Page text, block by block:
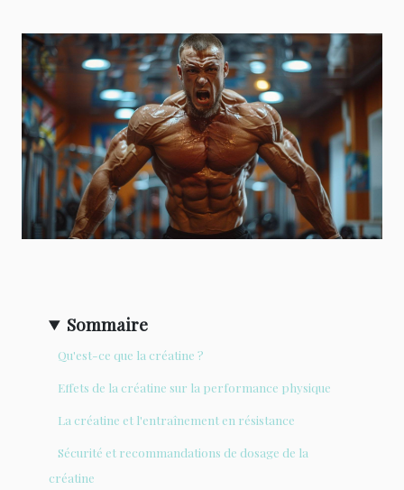
Sommaire
Qu'est-ce que la créatine ?
Effets de la créatine sur la performance physique
La créatine et l'entraînement en résistance
Sécurité et recommandations de dosage de la
créatine